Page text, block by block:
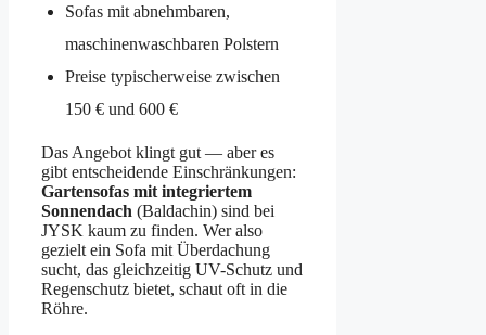
Sofas mit abnehmbaren,
maschinenwaschbaren Polstern
Preise typischerweise zwischen
150 € und 600 €
Das Angebot klingt gut — aber es
gibt entscheidende Einschränkungen:
Gartensofas mit integriertem
Sonnendach (Baldachin) sind bei
JYSK kaum zu finden. Wer also
gezielt ein Sofa mit Überdachung
sucht, das gleichzeitig UV-Schutz und
Regenschutz bietet, schaut oft in die
Röhre.